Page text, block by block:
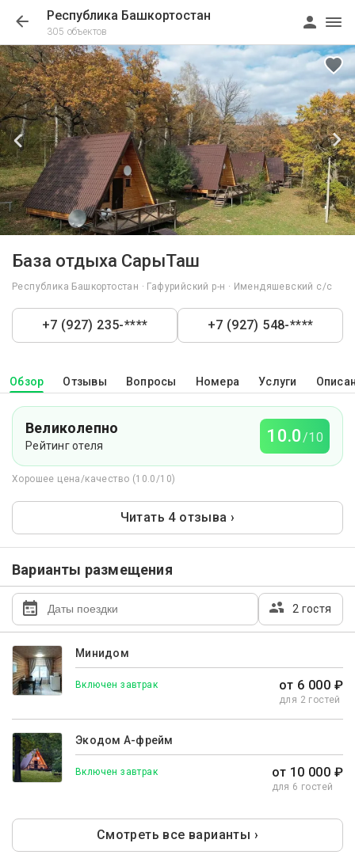
Республика Башкортостан
305 объектов
База отдыха СарыТаш
Республика Башкортостан · Гафурийский р-н · Имендяшевский с/с
+7 (927) 235-**** +7 (927) 548-****
Обзор Отзывы Вопросы Номера Услуги
Великолепно
Рейтинг отеля 10.0/10
Хорошее цена/качество (10.0/10)
Читать 4 отзыва ›
Варианты размещения
2 гостя
Минидом
Включен завтрак от 6 000 ₽
для 2 гостей
Экодом А-фрейм
Включен завтрак от 10 000 ₽
для 6 гостей
Смотреть все варианты ›